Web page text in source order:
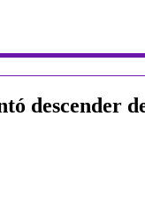
descender